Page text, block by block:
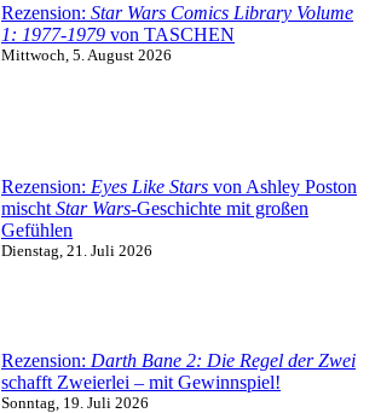
Rezension: Star Wars Comics Library Volume
1: 1977-1979 von TASCHEN
Mittwoch, 5. August 2026
Rezension: Eyes Like Stars von Ashley Poston
mischt Star Wars-Geschichte mit großen
Gefühlen
Dienstag, 21. Juli 2026
Rezension: Darth Bane 2: Die Regel der Zwei
schafft Zweierlei – mit Gewinnspiel!
Sonntag, 19. Juli 2026